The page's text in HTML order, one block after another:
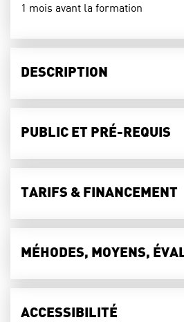
1 mois avant la formation
DESCRIPTION
PUBLIC ET PRÉ-REQUIS
TARIFS & FINANCEMENT
MÉHODES, MOYENS,
ACCESSIBILITÉ